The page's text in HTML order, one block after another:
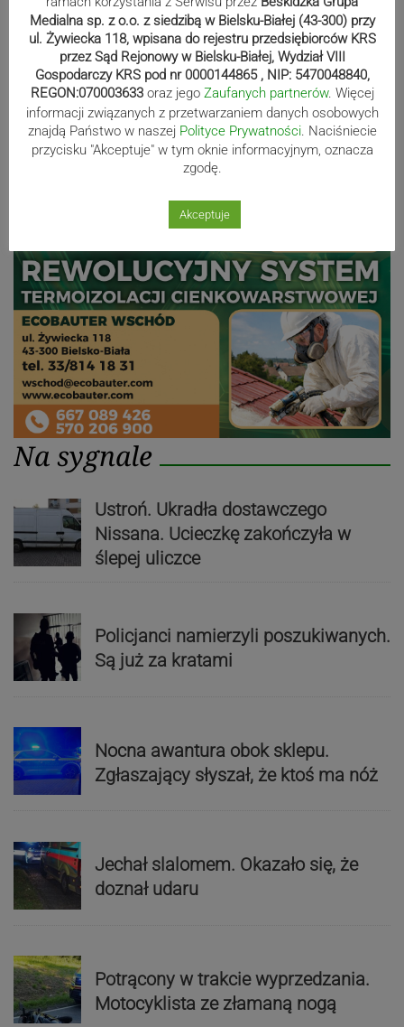
Europy rywalizowało przez trzy dni
Nakamura z dubletem w Wiśle.
Dyskwalifikacja Waszka zmieniła
klasyfikację Polaków
Na sygnale
Ustroń. Ukradła dostawczego
Nissana. Ucieczkę zakończyła w
ślepej uliczce
Policjanci namierzyli poszukiwanych.
Są już za kratami
Nocna awantura obok sklepu.
Zgłaszający słyszał, że ktoś ma nóż
Jechał slalomem. Okazało się, że
doznał udaru
Potrącony w trakcie wyprzedzania.
Motocyklista ze złamaną nogą
Medialna sp. z o.o. z siedzibą w Bielsku-Białej (43-300) przy
ul. Żywiecka 118, wpisana do rejestru przedsiębiorców KRS
przez Sąd Rejonowy w Bielsku-Białej, Wydział VIII
Gospodarczy KRS pod nr 0000144865 , NIP: 5470048840,
REGON:070003633 oraz jego Zaufanych partnerów. Więcej
informacji związanych z przetwarzaniem danych osobowych
znajdą Państwo w naszej Polityce Prywatności. Naciśniecie
przycisku "Akceptuje" w tym oknie informacyjnym, oznacza
zgodę.
Akceptuje